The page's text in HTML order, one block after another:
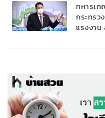
ทหารเ
กระทรว
แรงงา